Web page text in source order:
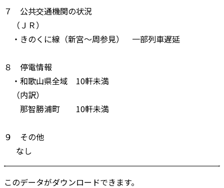
７ 公共交通機関の状況
（ＪＲ）
・きのくに線（新宮～周参見） 一部列車遅延
８ 停電情報
・和歌山県全域 10軒未満
（内訳）
那智勝浦町 10軒未満
９ その他
なし
このデータがダウンロードできます。